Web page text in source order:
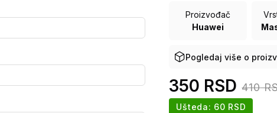
Proizvođač
Huawei
Pogledaj više o
350 RSD 410
Ušteda: 60 RSD